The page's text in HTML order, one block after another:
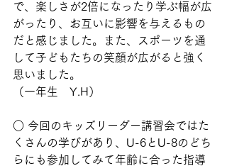
で、楽しさが2倍になったり学ぶ幅が広
がったり、お互いに影響を与えるもの
だと感じました。また、スポーツを通
して子どもたちの笑顔が広がると強く
思いました。
（一年生　Y.H）
○ 今回のキッズリーダー講習会ではた
くさんの学びがあり、U-6とU-8のどち
らにも参加してみて年齢に合った指導